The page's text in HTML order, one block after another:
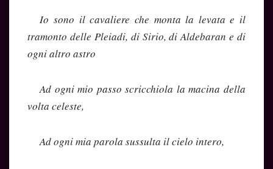
Io sono il cavaliere che monta la levata e il
tramonto delle Pleiadi, di Sirio, di Aldebaran e di
ogni altro astro
Ad ogni mio passo scricchiola la macina della
volta celeste,
Ad ogni mia parola sussulta il cielo intero,